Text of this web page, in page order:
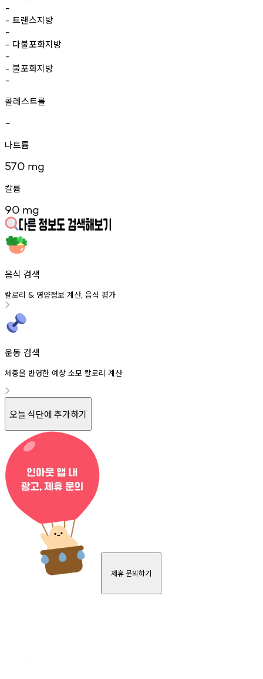
-
- 트랜스지방
-
- 다불포화지방
-
- 불포화지방
-
콜레스트롤
-
나트륨
570 mg
칼륨
90 mg
음식 검색
칼로리 & 영양정보 계산, 음식 평가
운동 검색
체중을 반영한 예상 소모 칼로리 계산
오늘 식단에 추가하기
제휴 문의하기